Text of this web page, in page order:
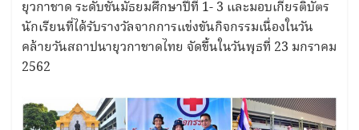
ยุวกาชาด​ ระดับชั้นมัธยมศึกษาปีที่ 1- 3 และมอบเกียรติบัตร
นักเรียนที่ได้รับรางวัลจากการแข่งขันกิจกรรมเนื่องในวัน
คล้ายวันสถาปนายุวกาชาดไทย​ จัดขึ้นในวันพุธที่​ 23 มกราคม​
2562